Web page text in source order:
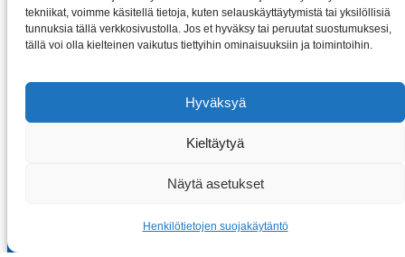
tekniikat, voimme käsitellä tietoja, kuten selauskäyttäytymistä tai yksilöllisiä
tunnuksia tällä verkkosivustolla. Jos et hyväksy tai peruutat suostumuksesi,
tällä voi olla kielteinen vaikutus tiettyihin ominaisuuksiin ja toimintoihin.
Hyväksyä
Kieltäytyä
Näytä asetukset
Henkilötietojen suojakäytäntö
Copyright © 2026 Sahkomoottorit-vybo.fi | VYBO Electric